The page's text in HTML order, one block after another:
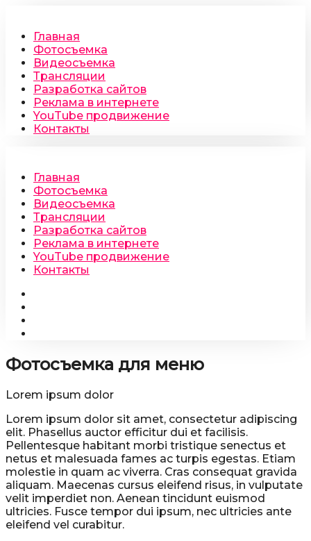
Главная
Фотосъемка
Видеосъемка
Трансляции
Разработка сайтов
Реклама в интернете
YouTube продвижение
Контакты
Главная
Фотосъемка
Видеосъемка
Трансляции
Разработка сайтов
Реклама в интернете
YouTube продвижение
Контакты
Фотосъемка для меню
Lorem ipsum dolor
Lorem ipsum dolor sit amet, consectetur adipiscing
elit. Phasellus auctor efficitur dui et facilisis.
Pellentesque habitant morbi tristique senectus et
netus et malesuada fames ac turpis egestas. Etiam
molestie in quam ac viverra. Cras consequat gravida
aliquam. Maecenas cursus eleifend risus, in vulputate
velit imperdiet non. Aenean tincidunt euismod
ultricies. Fusce tempor dui ipsum, nec ultricies ante
eleifend vel curabitur.